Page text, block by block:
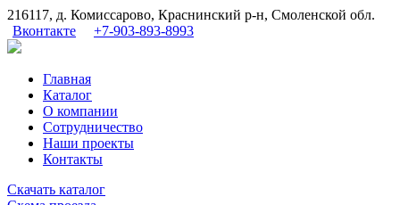
216117, д. Комиссарово, Краснинский р-н, Смоленской обл.
Вконтакте
+7-903-893-8993
Главная
Каталог
О компании
Сотрудничество
Наши проекты
Контакты
Скачать каталог